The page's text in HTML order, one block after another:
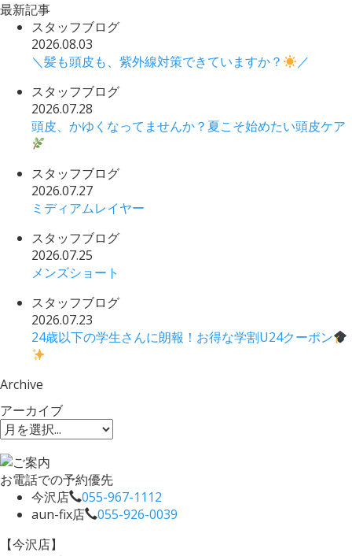
最新記事
スタッフブログ
2026.08.03
＼髪も頭皮も、紫外線対策できていますか？
／
スタッフブログ
2026.07.28
頭皮、かゆくなってませんか？夏こそ始めたい頭皮ケア
スタッフブログ
2026.07.27
ミディアムレイヤー
スタッフブログ
2026.07.25
メンズショート
スタッフブログ
2026.07.23
24歳以下の学生さんに朗報！お得な学割U24クーポン
Archive
アーカイブ
お電話での予約優先
今沢店
055-967-1112
aun-fix店
055-926-0039
【今沢店】